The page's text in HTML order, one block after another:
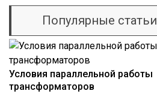
Популярные статьи
Условия параллельной работы
трансформаторов